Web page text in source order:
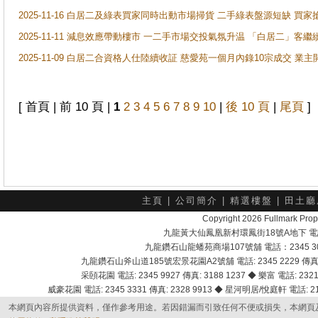
2025-11-16 白居二及綠表買家同時出動市場掃貨 二手綠表盤源短缺 買
2025-11-11 減息效應帶動樓市 一二手市場交投氣氛升温 「白居二」客
2025-11-09 白居二合資格人仕陸續收証 慈愛苑一個月內錄10宗成交 業
[ 首頁 | 前 10 頁 | 1 2 3 4 5 6 7 8 9 10 | 後 10 頁 | 尾頁 ]
主頁 公司簡介 精選樓盤 田土
Copyright 2026 Fullmark
九龍黃大仙鳳凰新村環鳳街18號A地下
九龍鑽石山龍蟠苑商場107號舖 電話：2345
九龍鑽石山斧山道185號宏景花園A2號舖 電話: 2345 2229
采頣花園 電話: 2345 9927 傳真: 3188 1237 ◆ 樂富 電話:
威豪花園 電話: 2345 3331 傳真: 2328 9913 ◆ 星河明居/悅庭軒 電話
本網頁內容所提供資料，僅作參考用途。若因錯漏而引致任何不便或損失，本網